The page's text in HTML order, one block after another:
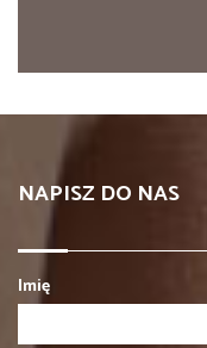
NAPISZ DO NAS
Imię